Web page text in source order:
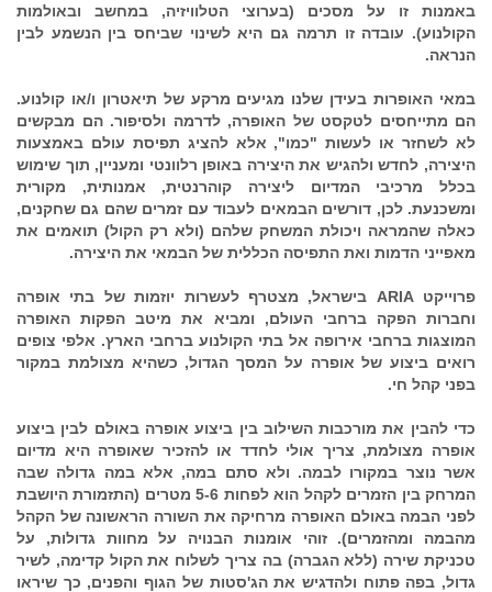
באמנות זו על מסכים (בערוצי הטלוויזיה, במחשב ובאולמות
הקולנוע). עובדה זו תרמה גם היא לשינוי שביחס בין הנשמע לבין
הנראה.
במאי האופרות בעידן שלנו מגיעים מרקע של תיאטרון ו/או קולנוע.
הם מתייחסים לטקסט של האופרה, לדרמה ולסיפור. הם מבקשים
לא לשחזר או לעשות "כמו", אלא להציג תפיסת עולם באמצעות
היצירה, לחדש ולהגיש את היצירה באופן רלוונטי ומעניין, תוך שימוש
בכלל מרכיבי המדיום ליצירה קוהרנטית, אמנותית, מקורית
ומשכנעת. לכן, דורשים הבמאים לעבוד עם זמרים שהם גם שחקנים,
כאלה שהמראה ויכולת המשחק שלהם (ולא רק הקול) תואמים את
מאפייני הדמות ואת התפיסה הכללית של הבמאי את היצירה.
פרוייקט ARIA בישראל, מצטרף לעשרות יוזמות של בתי אופרה
וחברות הפקה ברחבי העולם, ומביא את מיטב הפקות האופרה
המוצגות ברחבי אירופה אל בתי הקולנוע ברחבי הארץ. אלפי צופים
רואים ביצוע של אופרה על המסך הגדול, כשהיא מצולמת במקור
בפני קהל חי.
כדי להבין את מורכבות השילוב בין ביצוע אופרה באולם לבין ביצוע
אופרה מצולמת, צריך אולי לחדד או להזכיר שאופרה היא מדיום
אשר נוצר במקורו לבמה. ולא סתם במה, אלא במה גדולה שבה
המרחק בין הזמרים לקהל הוא לפחות 5-6 מטרים (התזמורת היושבת
לפני הבמה באולם האופרה מרחיקה את השורה הראשונה של הקהל
מהבמה ומהזמרים). זוהי אומנות הבנויה על מחוות גדולות, על
טכניקת שירה (ללא הגברה) בה צריך לשלוח את הקול קדימה, לשיר
גדול, בפה פתוח ולהדגיש את הג'סטות של הגוף והפנים, כך שיראו